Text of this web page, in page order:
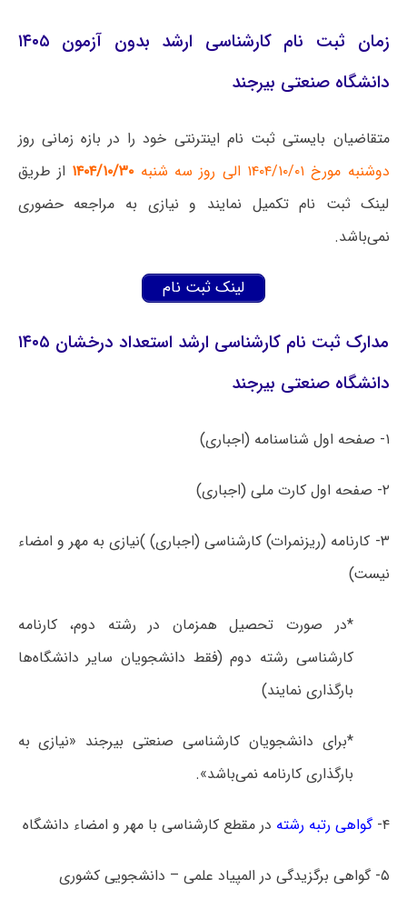
زمان ثبت نام کارشناسی ارشد بدون آزمون ۱۴۰۵
دانشگاه صنعتی بیرجند
متقاضیان بایستی ثبت نام اینترنتی خود را در بازه زمانی روز
دوشنبه مورخ ۱۴۰۴/۱۰/۰۱ الی روز سه شنبه
۱۴۰۴/۱۰/۳۰ از طریق
لینک ثبت نام تکمیل نمایند و نیازی به مراجعه حضوری
نمی‌باشد.
لینک ثبت نام
مدارک ثبت نام کارشناسی ارشد استعداد درخشان ۱۴۰۵
دانشگاه صنعتی بیرجند
۱- صفحه اول شناسنامه (اجباری‌)
۲- صفحه اول کارت ملی (اجباری‌)
۳- کارنامه (ریزنمرات) کارشناسی (اجباری‌) )نیازی به مهر و امضاء
نیست‌)
*در صورت تحصیل همزمان در رشته دوم، کارنامه
کارشناسی رشته دوم (فقط دانشجویان سایر دانشگاه‌ها
بارگذاری نمایند)
*برای دانشجویان کارشناسی صنعتی بیرجند «نیازی به
بارگذاری کارنامه نمی‌باشد».
۴- گواهی رتبه رشته در مقطع کارشناسی با مهر و امضاء دانشگاه
۵- گواهی برگزیدگی در المپیاد علمی – دانشجویی کشوری